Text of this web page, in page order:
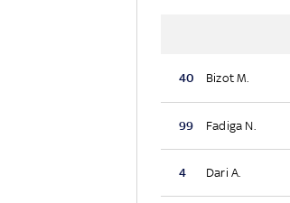
40 Bizot M.
99 Fadiga N.
4 Dari A.